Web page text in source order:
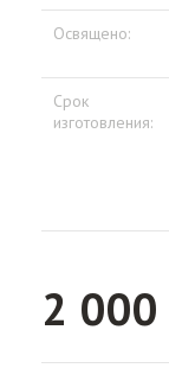
Освящено:
Срок
изготовления:
2 000